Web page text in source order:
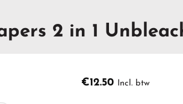
2 in 1
€12.50 Incl. btw